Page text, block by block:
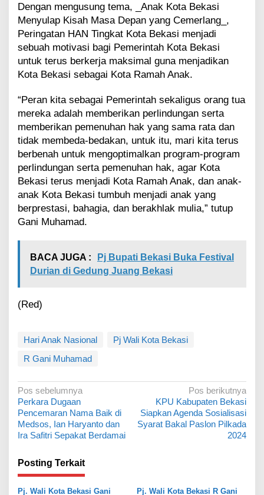
a
k
B
g
i
M
e
k
a
Dengan mengusung tema, _Anak Kota Bekasi
Menyulap Kisah Masa Depan yang Cemerlang_,
Peringatan HAN Tingkat Kota Bekasi menjadi
sebuah motivasi bagi Pemerintah Kota Bekasi
untuk terus berkerja maksimal guna menjadikan
Kota Bekasi sebagai Kota Ramah Anak.
“Peran kita sebagai Pemerintah sekaligus orang tua
mereka adalah memberikan perlindungan serta
memberikan pemenuhan hak yang sama rata dan
tidak membeda-bedakan, untuk itu, mari kita terus
berbenah untuk mengoptimalkan program-program
perlindungan serta pemenuhan hak, agar Kota
Bekasi terus menjadi Kota Ramah Anak, dan anak-
anak Kota Bekasi tumbuh menjadi anak yang
berprestasi, bahagia, dan berakhlak mulia,” tutup
Gani Muhamad.
BACA JUGA :
Pj Bupati Bekasi Buka Festival
Durian di Gedung Juang Bekasi
(Red)
Hari Anak Nasional
Pj Wali Kota Bekasi
R Gani Muhamad
N
a
v
i
g
a
Pos sebelumnya
Perkara Dugaan
Pencemaran Nama Baik di
Medsos, Ian Haryanto dan
Ira Safitri Sepakat Berdamai
Pos berikutnya
KPU Kabupaten Bekasi
Siapkan Agenda Sosialisasi
Syarat Bakal Paslon Pilkada
2024
Posting Terkait
Pj. Wali Kota Bekasi Gani Pj. Wali Kota Bekasi R Gani